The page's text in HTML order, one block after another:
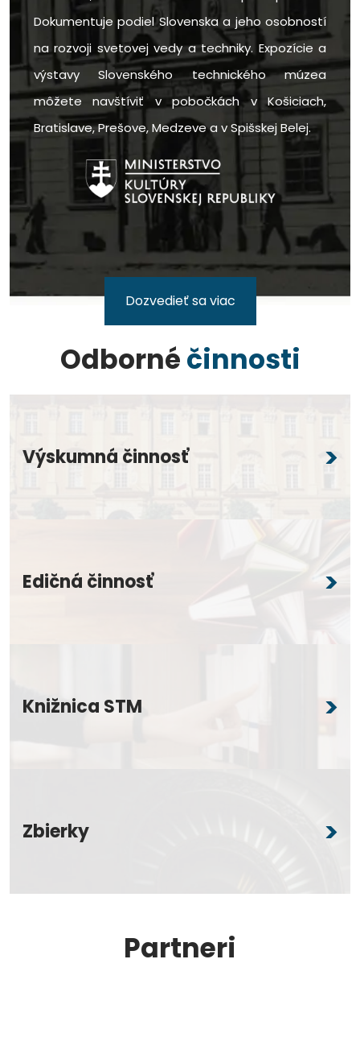
Dokumentuje podiel Slovenska a jeho osobností
na rozvoji svetovej vedy a techniky. Expozície a
výstavy Slovenského technického múzea
môžete navštíviť v pobočkách v Košiciach,
Bratislave, Prešove, Medzeve a v Spišskej Belej.
Dozvedieť sa viac
Odbornéčinnosti
Výskumná činnosť
Edičná činnosť
Knižnica STM
Zbierky
Partneri